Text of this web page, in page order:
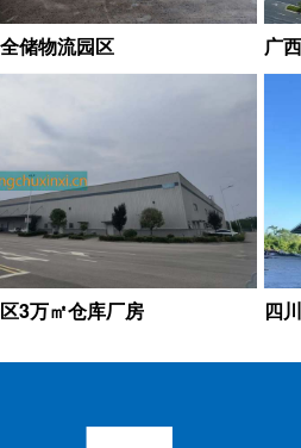
储物流园区 广
3万㎡仓库厂房 四